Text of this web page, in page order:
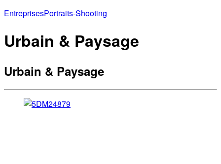
EntreprisesPortraits-Shooting
Urbain & Paysage
Urbain & Paysage